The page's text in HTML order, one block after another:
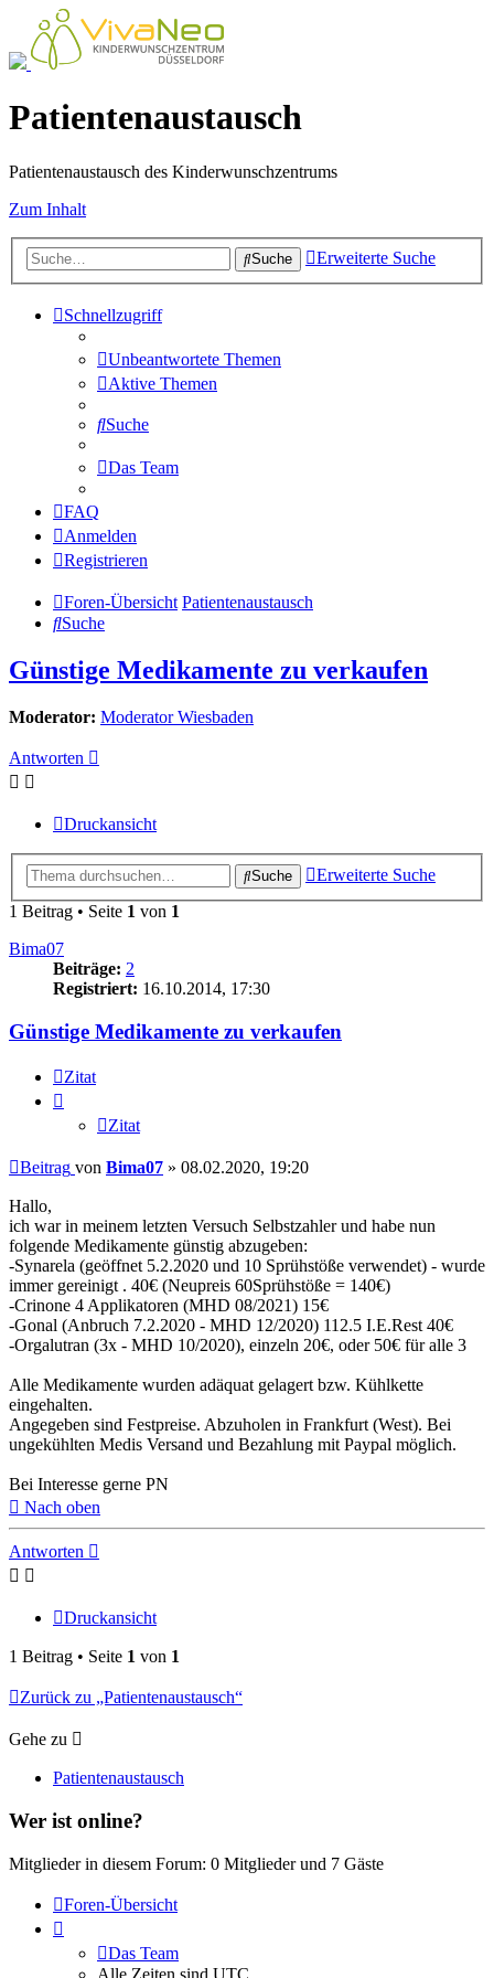
Patientenaustausch
Patientenaustausch des Kinderwunschzentrums
Zum Inhalt
Suche Erweiterte Suche
Schnellzugriff
Unbeantwortete Themen
Aktive Themen
Suche
Das Team
FAQ
Anmelden
Registrieren
Foren-Übersicht Patientenaustausch
Suche
Günstige Medikamente zu verkaufen
Moderator: Moderator Wiesbaden
Antworten
Druckansicht
Suche
Erweiterte Suche
1 Beitrag • Seite 1 von 1
Bima07
Beiträge: 2
Registriert: 16.10.2014, 17:30
Günstige Medikamente zu verkaufen
Zitat
Zitat
Beitrag von Bima07 » 08.02.2020, 19:20
Hallo,
ich war in meinem letzten Versuch Selbstzahler und habe nun
folgende Medikamente günstig abzugeben:
-Synarela (geöffnet 5.2.2020 und 10 Sprühstöße verwendet) - wurde
immer gereinigt . 40€ (Neupreis 60Sprühstöße = 140€)
-Crinone 4 Applikatoren (MHD 08/2021) 15€
-Gonal (Anbruch 7.2.2020 - MHD 12/2020) 112.5 I.E.Rest 40€
-Orgalutran (3x - MHD 10/2020), einzeln 20€, oder 50€ für alle 3
Alle Medikamente wurden adäquat gelagert bzw. Kühlkette
eingehalten.
Angegeben sind Festpreise. Abzuholen in Frankfurt (West). Bei
ungekühlten Medis Versand und Bezahlung mit Paypal möglich.
Bei Interesse gerne PN
Nach oben
Antworten
Druckansicht
1 Beitrag • Seite 1 von 1
Zurück zu „Patientenaustausch“
Gehe zu
Patientenaustausch
Wer ist online?
Mitglieder in diesem Forum: 0 Mitglieder und 7 Gäste
Foren-Übersicht
Das Team
Alle Zeiten sind UTC